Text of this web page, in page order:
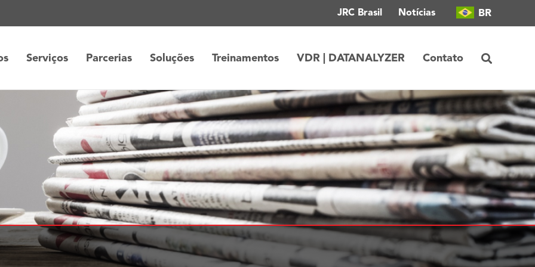
JRC Brasil Notícias BR
Serviços Parcerias Soluções Treinamentos VDR | DATANALYZER Contato